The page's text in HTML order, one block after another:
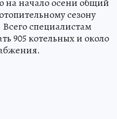
начало осени общий
сезону
Всего специалистам
905 котельных и около